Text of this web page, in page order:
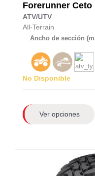
Forerunner Ceto
ATV/UTV
All-Terrain
Ancho de sección
No Disponible
Ver opciones